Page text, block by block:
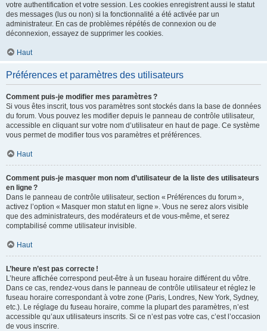
votre authentification et votre session. Les cookies enregistrent aussi le statut
des messages (lus ou non) si la fonctionnalité a été activée par un
administrateur. En cas de problèmes répétés de connexion ou de
déconnexion, essayez de supprimer les cookies.
Haut
Préférences et paramètres des utilisateurs
Comment puis-je modifier mes paramètres ?
Si vous êtes inscrit, tous vos paramètres sont stockés dans la base de données
du forum. Vous pouvez les modifier depuis le panneau de contrôle utilisateur,
accessible en cliquant sur votre nom d’utilisateur en haut de page. Ce système
vous permet de modifier tous vos paramètres et préférences.
Haut
Comment puis-je masquer mon nom d’utilisateur de la liste des utilisateurs
en ligne ?
Dans le panneau de contrôle utilisateur, section « Préférences du forum »,
activez l’option « Masquer mon statut en ligne ». Vous ne serez alors visible
que des administrateurs, des modérateurs et de vous-même, et serez
comptabilisé comme utilisateur invisible.
Haut
L’heure n’est pas correcte !
L’heure affichée correspond peut-être à un fuseau horaire différent du vôtre.
Dans ce cas, rendez-vous dans le panneau de contrôle utilisateur et réglez le
fuseau horaire correspondant à votre zone (Paris, Londres, New York, Sydney,
etc.). Le réglage du fuseau horaire, comme la plupart des paramètres, n’est
accessible qu’aux utilisateurs inscrits. Si ce n’est pas votre cas, c’est l’occasion
de vous inscrire.